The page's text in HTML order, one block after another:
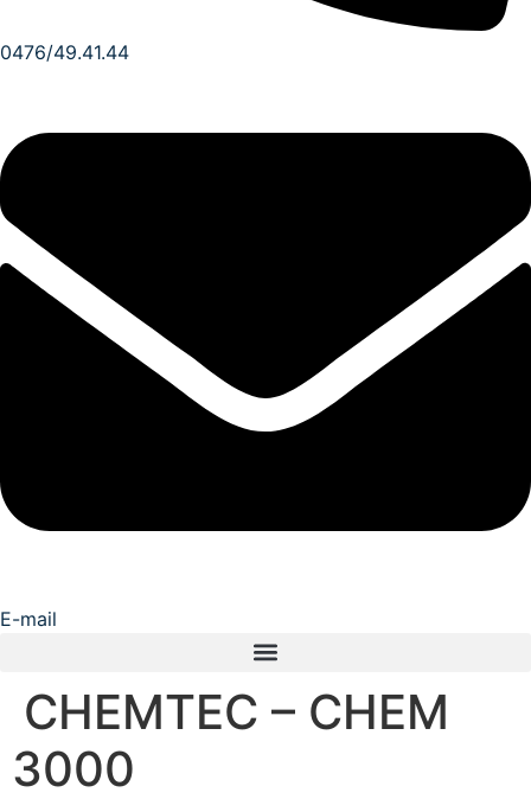
0476/49.41.44
E-mail
CHEMTEC – CHEM
3000